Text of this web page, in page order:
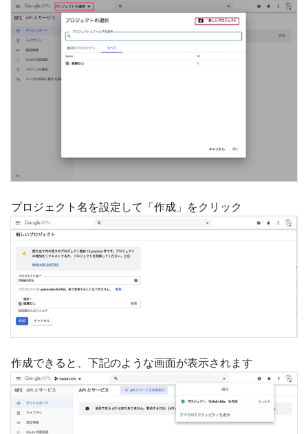
プロジェクト名を設定して「作成」をクリック
作成できると、下記のような画面が表示されます